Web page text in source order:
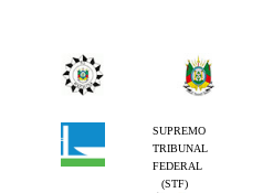
SUPREMO
TRIBUNAL
FEDERAL
(STF)